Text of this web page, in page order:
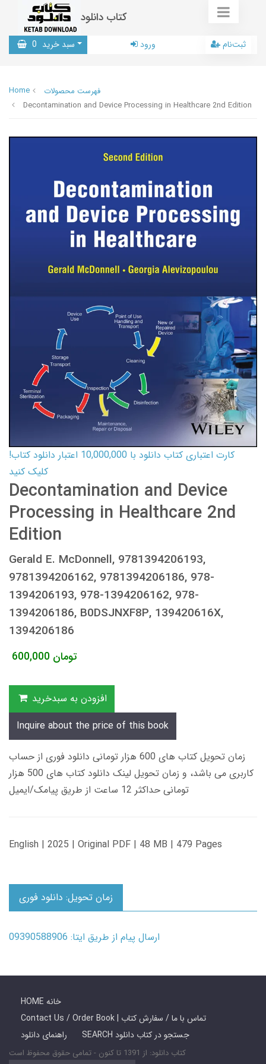
کتاب دانلود
سبد خرید 0 ورود ثبت‌نام
Home
فهرست محصولات
Decontamination and Device Processing in Healthcare 2nd Edition
کارت اعتباری کتاب دانلود با 10,000,000 اعتبار دانلود کتاب!
کلیک کنید
Decontamination and Device
Processing in Healthcare 2nd
Edition
Gerald E. McDonnell, 9781394206193,
9781394206162, 9781394206186, 978-
1394206193, 978-1394206162, 978-
1394206186, B0DSJNXF8P, 139420616X,
1394206186
600,000 تومان
افزودن به سبدخرید
Inquire about the price of this book
زمان تحویل کتاب های 600 هزار تومانی دانلود فوری از حساب
کاربری می باشد، و زمان تحویل لینک دانلود کتاب های 500 هزار
تومانی حداکثر 12 ساعت از طریق پیامک/ایمیل
English | 2025 | Original PDF | 48 MB | 479 Pages
زمان تحویل: دانلود فوری
ارسال پیام از طریق ایتا: 09390588906
HOME خانه
Contact Us / Order Book | تماس با ما / سفارش کتاب
راهنمای دانلود
SEARCH جستجو در کتاب دانلود
کتاب دانلود: از 1391 تا کنون - تمامی حقوق محفوظ است